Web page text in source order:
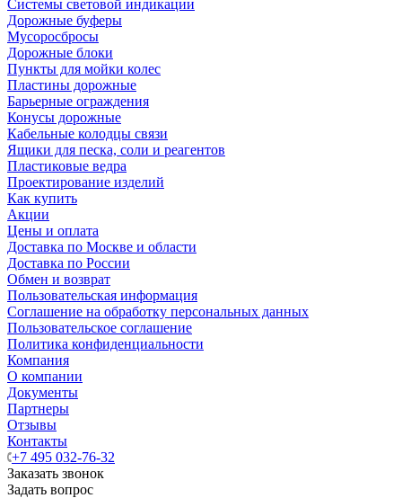
Системы световой индикации
Дорожные буферы
Мусоросбросы
Дорожные блоки
Пункты для мойки колес
Пластины дорожные
Барьерные ограждения
Конусы дорожные
Кабельные колодцы связи
Ящики для песка, соли и реагентов
Пластиковые ведра
Проектирование изделий
Как купить
Акции
Цены и оплата
Доставка по Москве и области
Доставка по России
Обмен и возврат
Пользовательская информация
Соглашение на обработку персональных данных
Пользовательское соглашение
Политика конфиденциальности
Компания
О компании
Документы
Партнеры
Отзывы
Контакты
+7 495 032-76-32
Заказать звонок
Задать вопрос